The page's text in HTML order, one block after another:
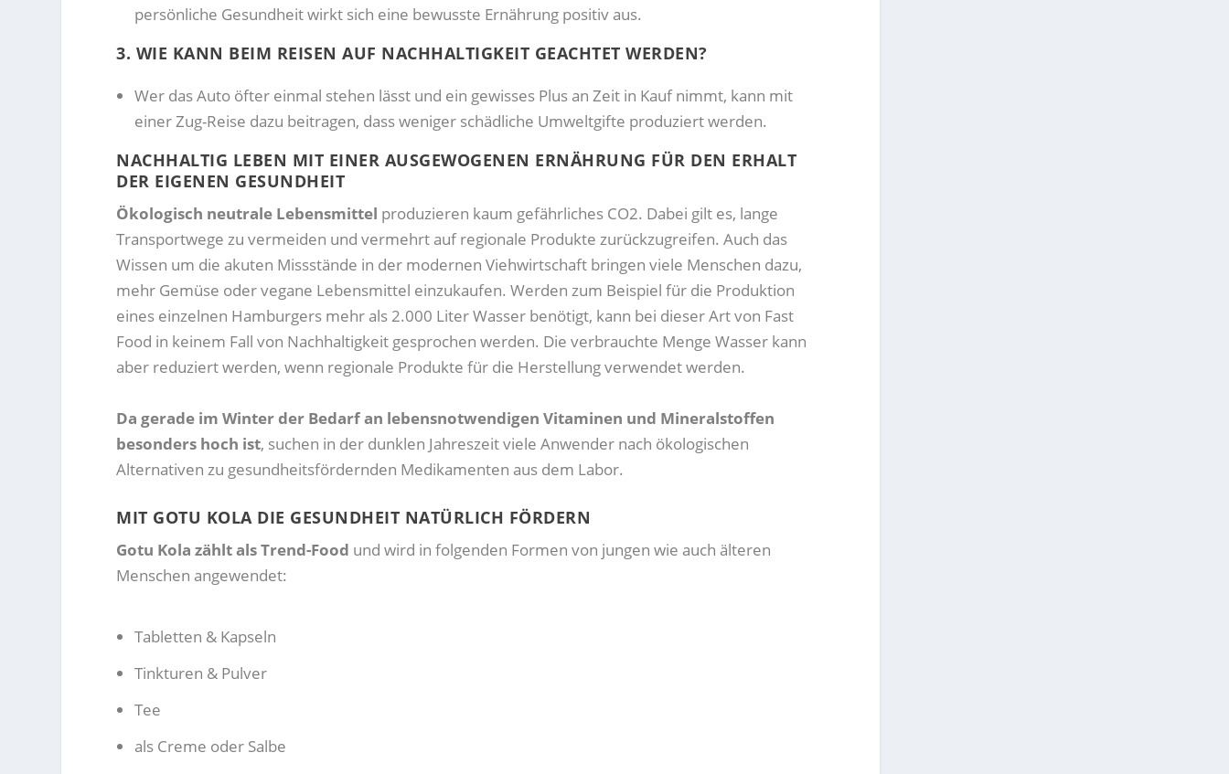
persönliche Gesundheit wirkt sich eine bewusste Ernährung positiv aus.
3. WIE KANN BEIM REISEN AUF NACHHALTIGKEIT GEACHTET WERDEN?
Wer das Auto öfter einmal stehen lässt und ein gewisses Plus an Zeit in Kauf nimmt, kann mit
einer Zug-Reise dazu beitragen, dass weniger schädliche Umweltgifte produziert werden.
NACHHALTIG LEBEN MIT EINER AUSGEWOGENEN ERNÄHRUNG FÜR DEN ERHALT
DER EIGENEN GESUNDHEIT
Ökologisch neutrale Lebensmittel produzieren kaum gefährliches CO2. Dabei gilt es, lange
Transportwege zu vermeiden und vermehrt auf regionale Produkte zurückzugreifen. Auch das
Wissen um die akuten Missstände in der modernen Viehwirtschaft bringen viele Menschen dazu,
mehr Gemüse oder vegane Lebensmittel einzukaufen. Werden zum Beispiel für die Produktion
eines einzelnen Hamburgers mehr als 2.000 Liter Wasser benötigt, kann bei dieser Art von Fast
Food in keinem Fall von Nachhaltigkeit gesprochen werden. Die verbrauchte Menge Wasser kann
aber reduziert werden, wenn regionale Produkte für die Herstellung verwendet werden.
Da gerade im Winter der Bedarf an lebensnotwendigen Vitaminen und Mineralstoffen
besonders hoch ist, suchen in der dunklen Jahreszeit viele Anwender nach ökologischen
Alternativen zu gesundheitsfördernden Medikamenten aus dem Labor.
MIT GOTU KOLA DIE GESUNDHEIT NATÜRLICH FÖRDERN
Gotu Kola zählt als Trend-Food und wird in folgenden Formen von jungen wie auch älteren
Menschen angewendet:
Tabletten & Kapseln
Tinkturen & Pulver
Tee
als Creme oder Salbe